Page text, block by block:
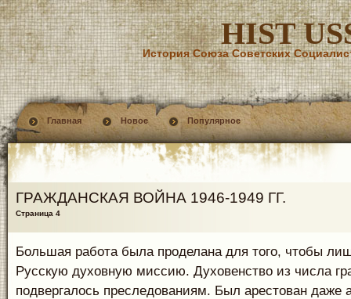
HIST
История Союза Советских
Главная Новое Популярное
ГРАЖДАНСКАЯ ВОЙНА 1946-1949 ГГ.
Страница 4
Большая работа была проделана для того, чтобы
Русскую духовную миссию. Духовенство из числа
подвергалось преследованиям. Был арестован даже